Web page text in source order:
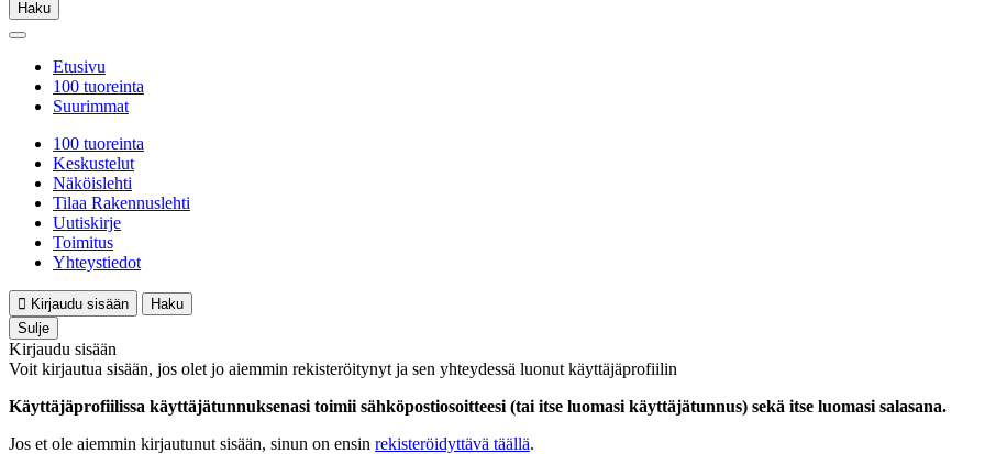
Haku
Etusivu
100 tuoreinta
Suurimmat
100 tuoreinta
Keskustelut
Näköislehti
Tilaa Rakennuslehti
Uutiskirje
Toimitus
Yhteystiedot
Kirjaudu sisään
Haku
Sulje
Kirjaudu sisään
Voit kirjautua sisään, jos olet jo aiemmin rekisteröitynyt ja sen yhteydessä luonut käyttäjäprofiilin
Käyttäjäprofiilissa käyttäjätunnuksenasi toimii sähköpostiosoitteesi (tai itse luomasi käyttäjätunnus) sekä itse luomasi salasana.
Jos et ole aiemmin kirjautunut sisään, sinun on ensin rekisteröidyttävä täällä.